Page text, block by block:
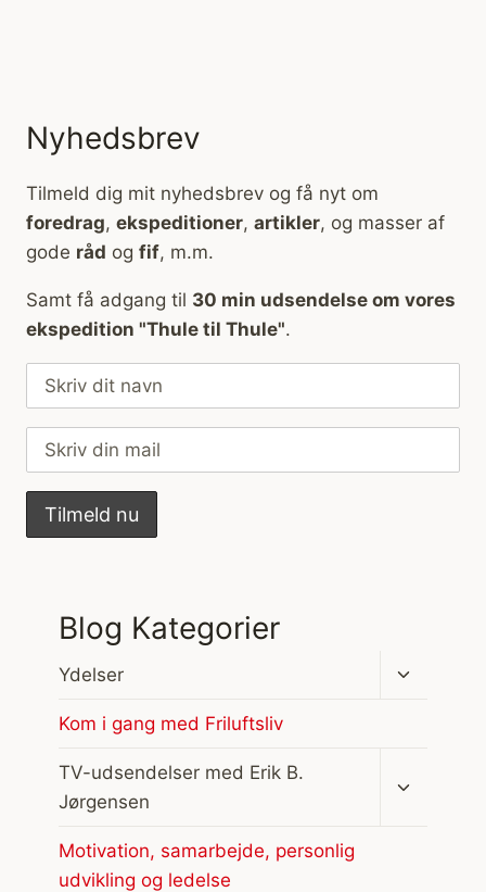
Nyhedsbrev
Tilmeld dig mit nyhedsbrev og få nyt om
foredrag, ekspeditioner, artikler, og masser af
gode råd og fif, m.m.
Samt få adgang til 30 min udsendelse om vores
ekspedition "Thule til Thule".
Blog Kategorier
Ydelser
Skift
Kom i gang med Friluftsliv
TV-udsendelser med Erik B.
Jørgensen
Motivation, samarbejde, personlig
udvikling og ledelse